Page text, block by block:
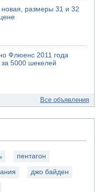
новая, размеры 31 и 32
Флюенс 2011 года
за 5000 шекелей
Все объявления
пентагон
джо байден